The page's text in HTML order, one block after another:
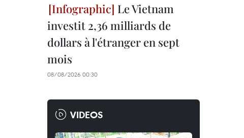
Le Vietnam
investit 2,36 milliards de
dollars à l'étranger en sept
mois
08/08/2026 00:30
VIDEOS